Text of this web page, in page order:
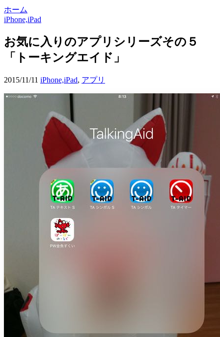
ホーム
iPhone,iPad
お気に入りのアプリシリーズその５
「トーキングエイド」
2015/11/11 iPhone,iPad, アプリ